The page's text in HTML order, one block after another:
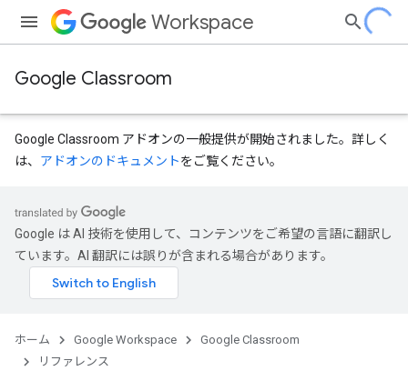
Workspace
Google Classroom
Google Classroom アドオンの一般提供が開始されました。詳しく
は、 アドオンのドキュメントをご覧ください。
Google は AI 技術を使用して、コンテンツをご希望の言語に翻訳し
ています。AI 翻訳には誤りが含まれる場合があります。
ホーム Google Workspace
Google Classroom
リファレンス